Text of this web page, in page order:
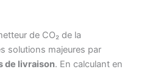
de CO₂ de la
solutions majeures par
de livraison. En calculant en